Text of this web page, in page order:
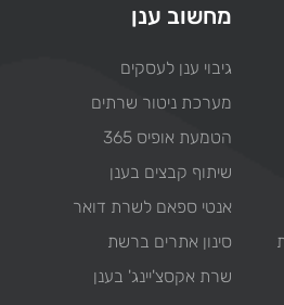
מחשוב ענן
גיבוי ענן לעסקים
מערכת ניטור שרתים
הטמעת אופיס 365
שיתוף קבצים בענן
אנטי ספאם לשרת דואר
סינון אתרים ברשת
שרת אקסצ'יינג' בענן